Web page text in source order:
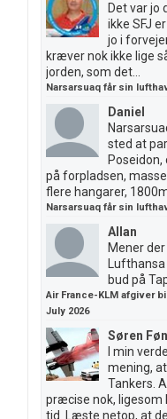
Det var jo
ikke SFJ
jo i
kræver nok ikke lige
jorden, som det...
Narsarsuaq får sin
Daniel
sted at
på forpladsen,
flere hangarer,
Narsarsuaq får sin
Allan
Mener
bud på
Air France-KLM afgiver
July 2026
Søren
I min
mening,
Tankers.
præcise nok, ligesom
tid. Læste netop, at